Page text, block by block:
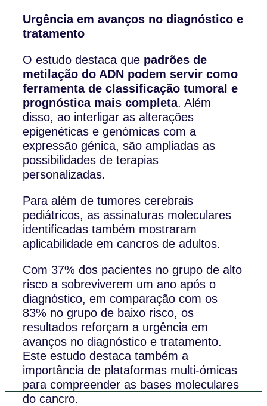
Urgência em avanços no diagnóstico e
tratamento
O estudo destaca que padrões de
metilação do ADN podem servir como
ferramenta de classificação tumoral e
prognóstica mais completa. Além
disso, ao interligar as alterações
epigenéticas e genómicas com a
expressão génica, são ampliadas as
possibilidades de terapias
personalizadas.
Para além de tumores cerebrais
pediátricos, as assinaturas moleculares
identificadas também mostraram
aplicabilidade em cancros de adultos.
Com 37% dos pacientes no grupo de alto
risco a sobreviverem um ano após o
diagnóstico, em comparação com os
83% no grupo de baixo risco, os
resultados reforçam a urgência em
avanços no diagnóstico e tratamento.
Este estudo destaca também a
importância de plataformas multi-ómicas
para compreender as bases moleculares
do cancro.